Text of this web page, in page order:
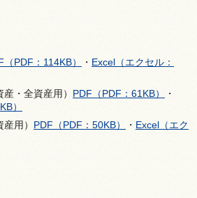
（PDF：114KB） ・ Excel（エクセル：
・全資産用） PDF（PDF：61KB）
・
）
用） PDF（PDF：50KB） ・ Excel（エク